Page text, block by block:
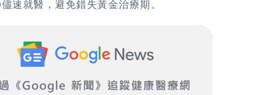
速就醫，避免錯失黃金治療期。